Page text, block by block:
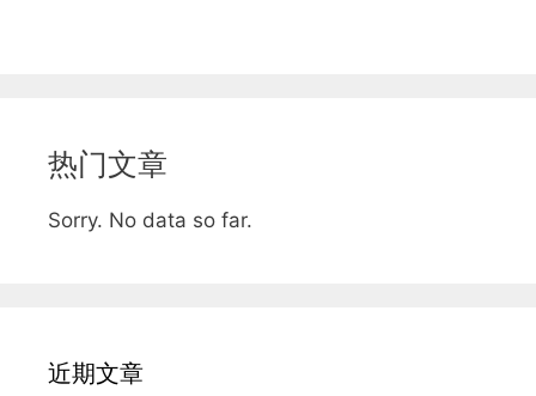
热门文章
Sorry. No data so far.
近期文章